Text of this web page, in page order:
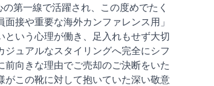
第一線で活躍され、この度めでたく
接や重要な海外カンファレンス用」
いう心理が働き、足入れもせず大切
ュアルなスタイリングへ完全にシフ
向きな理由でご売却のご決断をいた
この靴に対して抱いていた深い敬意